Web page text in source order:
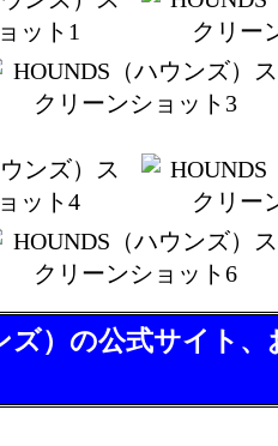
ズ）の公式サイト